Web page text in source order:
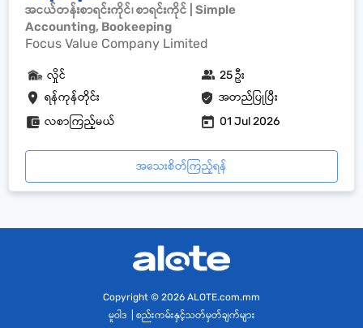
အငယ်တန်းစာရင်းကိုင်၊ စာရင်းကိုင် | Simple
Accounting, Bookeeping
Focus Value Company Limited
ရန်ကုန်တိုင်း အတည်ပြုပြီး
လှိုင် 25 ဦး
လစာကြည့်မယ် 01 Jul 2026
အသေးစိတ်ကြည့်ရန်
Copyright © 2026 ALOTE.com.mm
မူဝါဒ
စည်းကမ်းနှင့်သတ်မှတ်ချက်များ